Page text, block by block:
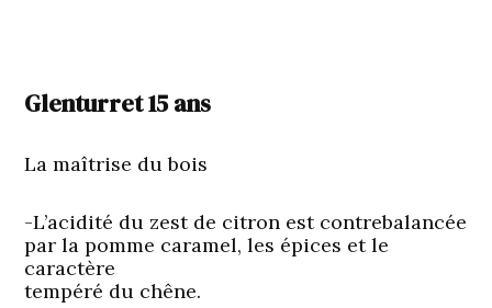
Glenturret 15 ans
La maîtrise du bois
-L’acidité du zest de citron est contrebalancée
par la pomme caramel, les épices et le
caractère
tempéré du chêne.